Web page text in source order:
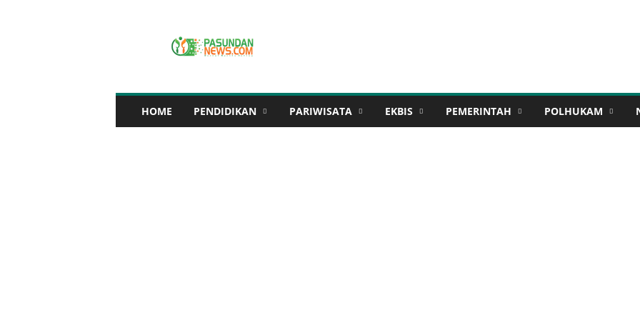
HOME PENDIDIKAN PARIWISATA EKBIS PEMERINTAH POLHUKAM